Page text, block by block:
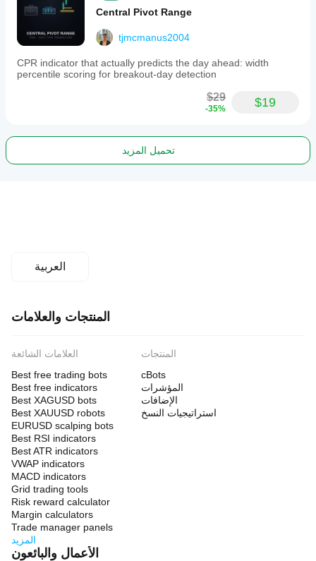
Central Pivot Range
tjmcmanus2004
CPR indicator that actually predicts the day ahead: width
percentile scoring for breakout-day detection
$29
-35% $19
تحميل المزيد
العربية
المنتجات والعلامات
العلامات الشائعة
Best free trading bots
Best free indicators
Best XAGUSD bots
Best XAUUSD robots
EURUSD scalping bots
Best RSI indicators
Best ATR indicators
VWAP indicators
MACD indicators
Grid trading tools
Risk reward calculator
Margin calculators
Trade manager panels
المزيد
المنتجات
cBots
المؤشرات
الإضافات
استراتيجيات النسخ
الأعمال والبائعون